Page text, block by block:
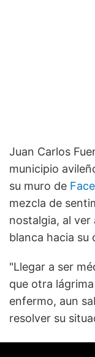
Juan Carlos
municipio
su muro de
mezcla de
nostalgia, al
blanca hacia su
"Llegar a ser
que otra
enfermo, aun
resolver su